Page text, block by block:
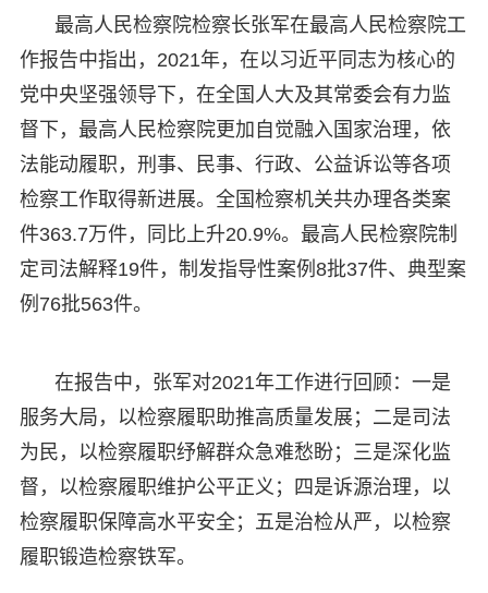
最高人民检察院检察长张军在最高人民检察院工
作报告中指出，2021年，在以习近平同志为核心的
党中央坚强领导下，在全国人大及其常委会有力监
督下，最高人民检察院更加自觉融入国家治理，依
法能动履职，刑事、民事、行政、公益诉讼等各项
检察工作取得新进展。全国检察机关共办理各类案
件363.7万件，同比上升20.9%。最高人民检察院制
定司法解释19件，制发指导性案例8批37件、典型案
例76批563件。
在报告中，张军对2021年工作进行回顾：一是
服务大局，以检察履职助推高质量发展；二是司法
为民，以检察履职纾解群众急难愁盼；三是深化监
督，以检察履职维护公平正义；四是诉源治理，以
检察履职保障高水平安全；五是治检从严，以检察
履职锻造检察铁军。